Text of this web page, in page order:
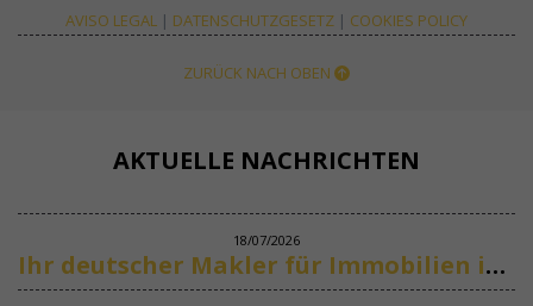
AVISO LEGAL | DATENSCHUTZGESETZ | COOKIES POLICY
ZURÜCK NACH OBEN
AKTUELLE NACHRICHTEN
18/07/2026
Ihr deutscher Makler für Immobilien in Marbella